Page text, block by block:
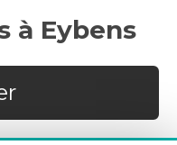
à Eybens